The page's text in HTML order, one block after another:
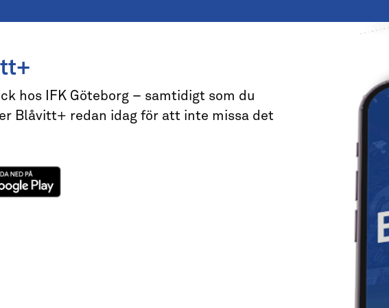
hos IFK Göteborg – samtidigt som du
Blåvitt+ redan idag för att inte missa det